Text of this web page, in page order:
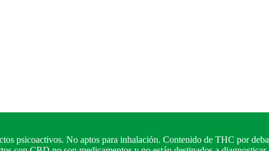
psicoactivos. No aptos para inhalación. Contenido de THC por